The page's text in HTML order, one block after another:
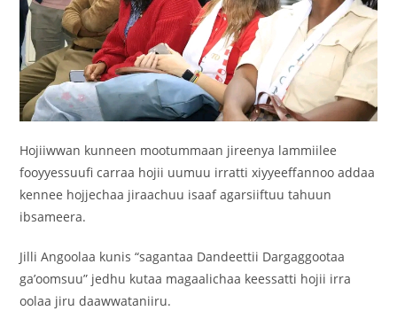
Hojiiwwan kunneen mootummaan jireenya lammiilee
fooyyessuufi carraa hojii uumuu irratti xiyyeeffannoo addaa
kennee hojjechaa jiraachuu isaaf agarsiiftuu tahuun
ibsameera.
Jilli Angoolaa kunis “sagantaa Dandeettii Dargaggootaa
ga’oomsuu” jedhu kutaa magaalichaa keessatti hojii irra
oolaa jiru daawwataniiru.